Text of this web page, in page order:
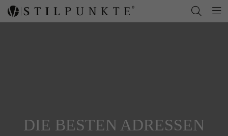
DIE BESTEN ADRESSEN